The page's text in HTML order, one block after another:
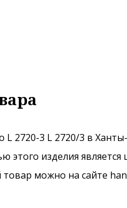
L 2720-3 L 2720/3 в
этого изделия
можно на сайте